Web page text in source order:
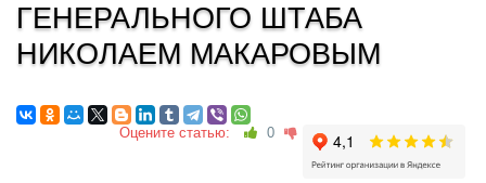
ГЕНЕРАЛЬНОГО ШТАБА
НИКОЛАЕМ МАКАРОВЫМ
Оцените статью: 0